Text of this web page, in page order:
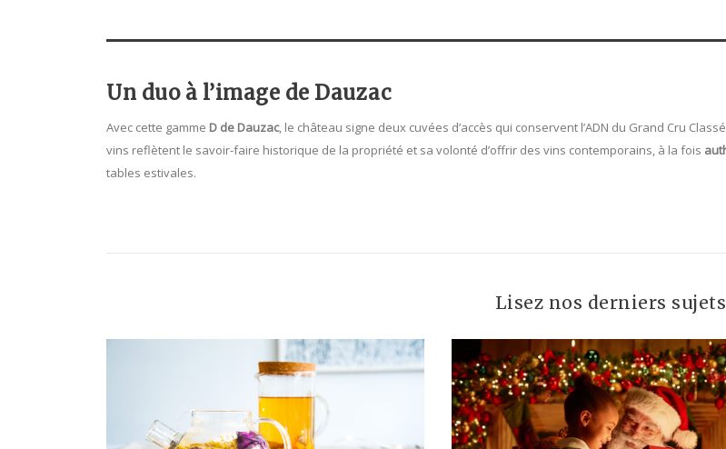
Un duo à l’image de Dauzac
Avec cette gamme D de Dauzac, le château signe deux cuvées d’accès qui conservent l’ADN du Grand Cru
vins reflètent le savoir-faire historique de la propriété et sa volonté d’offrir des vins contemporains, à la fois
tables estivales.
Lisez nos derniers sujets